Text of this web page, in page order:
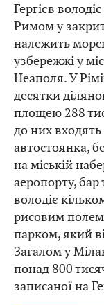
Гергієв
Римом у
належить
узбережжі у
Неаполя. У
десятки
площею 288
до них входять
автостоянка,
на міській
аеропорту, бар
володіє
рисовим
парком, який
Загалом у
понад 800
записаної на